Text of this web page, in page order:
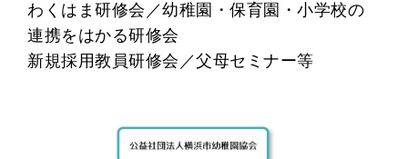
わくはま研修会／幼稚園・保育園・小学校の
連携をはかる研修会
新規採用教員研修会／父母セミナー等